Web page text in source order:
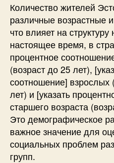
Количество жителей
различные возрастные
что влияет на
настоящее время, в
процентное
(возраст до 25 лет),
соотношение] взрослых
лет) и [указать
старшего возраста
Это демографическое
важное значение для
социальных проблем
групп.